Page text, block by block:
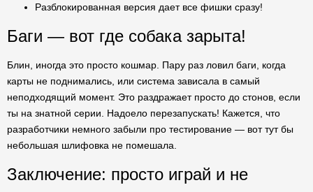
Разблокированная версия дает все фишки сразу!
Баги — вот где собака зарыта!
Блин, иногда это просто кошмар. Пару раз ловил баги, когда
карты не поднимались, или система зависала в самый
неподходящий момент. Это раздражает просто до стонов, если
ты на знатной серии. Надоело перезапускать! Кажется, что
разработчики немного забыли про тестирование — вот тут бы
небольшая шлифовка не помешала.
Заключение: просто играй и не